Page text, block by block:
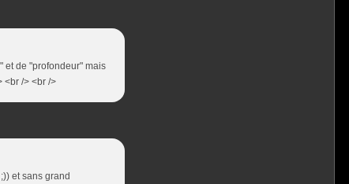
et de "profondeur" mais
<br /> <br />
et sans grand